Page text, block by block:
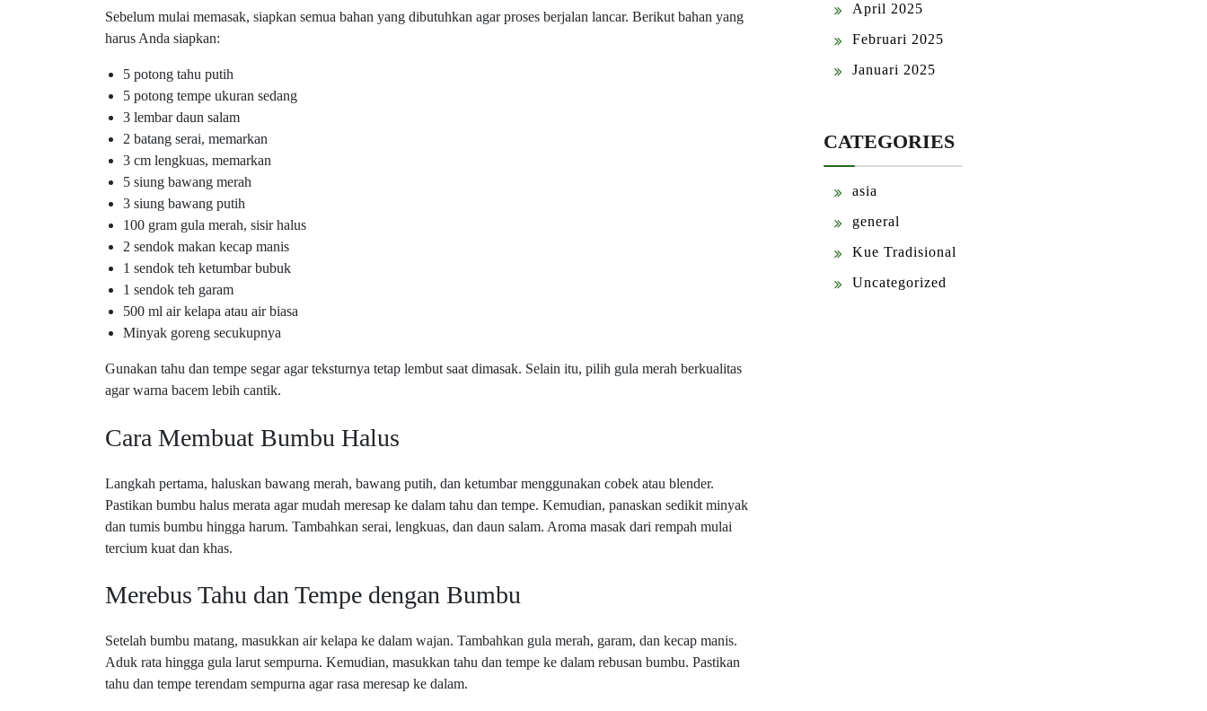
Sebelum mulai memasak, siapkan semua bahan yang dibutuhkan agar proses berjalan lancar. Berikut bahan yang
harus Anda siapkan:
5 potong tahu putih
5 potong tempe ukuran sedang
3 lembar daun salam
2 batang serai, memarkan
3 cm lengkuas, memarkan
5 siung bawang merah
3 siung bawang putih
100 gram gula merah, sisir halus
2 sendok makan kecap manis
1 sendok teh ketumbar bubuk
1 sendok teh garam
500 ml air kelapa atau air biasa
Minyak goreng secukupnya
Gunakan tahu dan tempe segar agar teksturnya tetap lembut saat dimasak. Selain itu, pilih gula merah berkualitas
agar warna bacem lebih cantik.
Cara Membuat Bumbu Halus
Langkah pertama, haluskan bawang merah, bawang putih, dan ketumbar menggunakan cobek atau blender.
Pastikan bumbu halus merata agar mudah meresap ke dalam tahu dan tempe. Kemudian, panaskan sedikit minyak
dan tumis bumbu hingga harum. Tambahkan serai, lengkuas, dan daun salam. Aroma masak dari rempah mulai
tercium kuat dan khas.
Merebus Tahu dan Tempe dengan Bumbu
Setelah bumbu matang, masukkan air kelapa ke dalam wajan. Tambahkan gula merah, garam, dan kecap manis.
Aduk rata hingga gula larut sempurna. Kemudian, masukkan tahu dan tempe ke dalam rebusan bumbu. Pastikan
tahu dan tempe terendam sempurna agar rasa meresap ke dalam.
April 2025
Februari 2025
Januari 2025
CATEGORIES
asia
general
Kue Tradisional
Uncategorized